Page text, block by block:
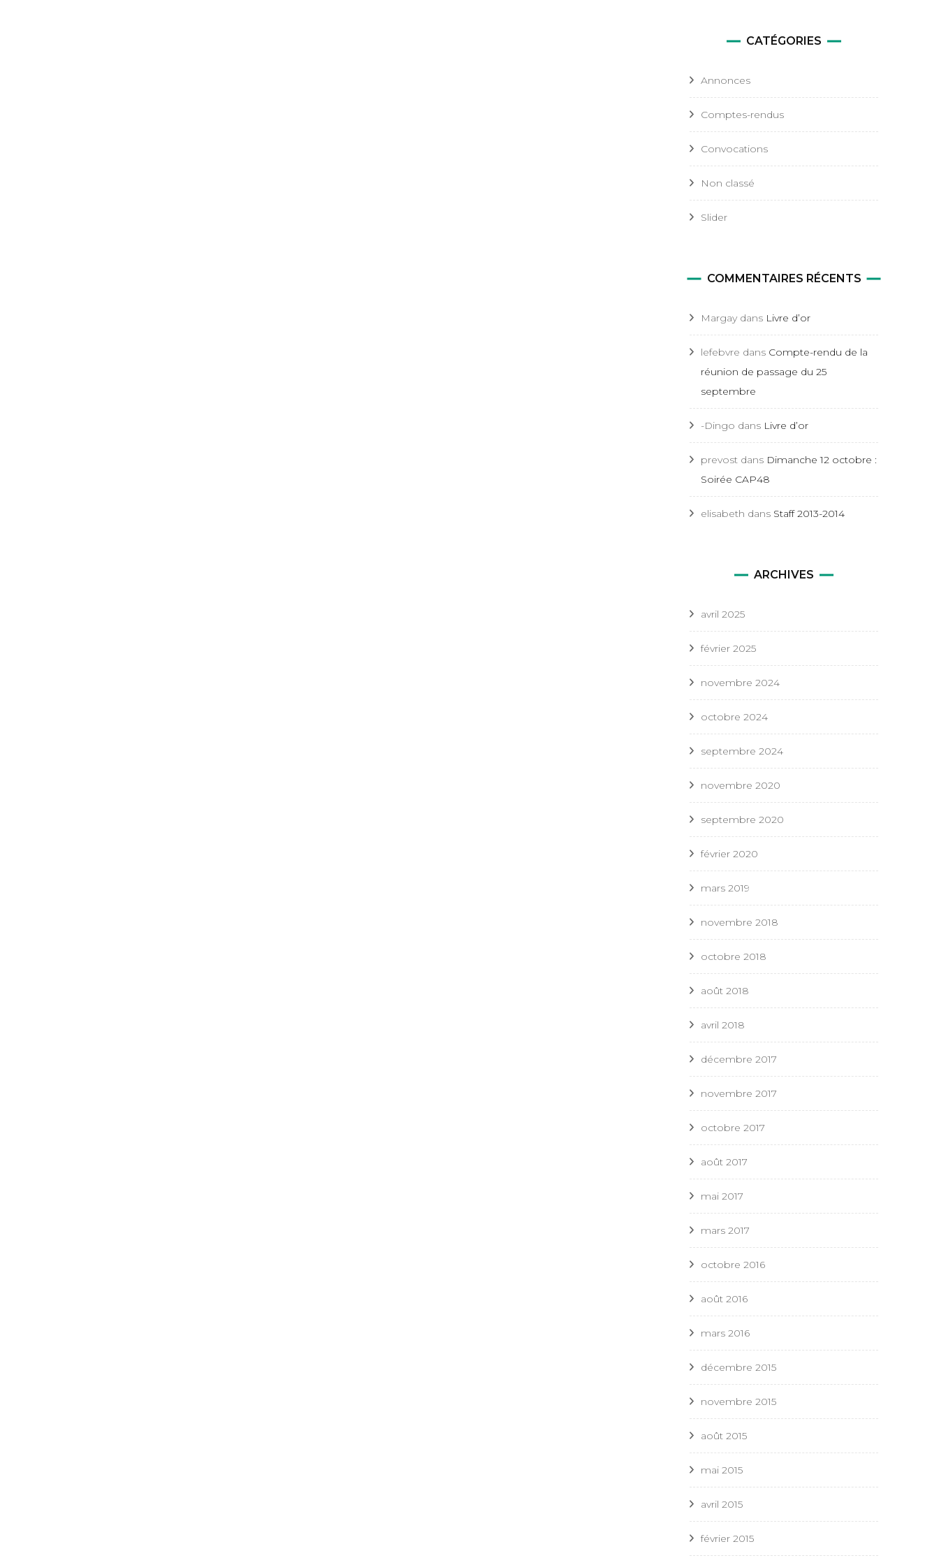
CATÉGORIES
Annonces
Comptes-rendus
Convocations
Non classé
Slider
COMMENTAIRES RÉCENTS
Margay dans Livre d’or
lefebvre dans Compte-rendu de la
réunion de passage du 25
septembre
-Dingo dans Livre d’or
prevost dans Dimanche 12 octobre :
Soirée CAP48
elisabeth dans Staff 2013-2014
ARCHIVES
avril 2025
février 2025
novembre 2024
octobre 2024
septembre 2024
novembre 2020
septembre 2020
février 2020
mars 2019
novembre 2018
octobre 2018
août 2018
avril 2018
décembre 2017
novembre 2017
octobre 2017
août 2017
mai 2017
mars 2017
octobre 2016
août 2016
mars 2016
décembre 2015
novembre 2015
août 2015
mai 2015
avril 2015
février 2015